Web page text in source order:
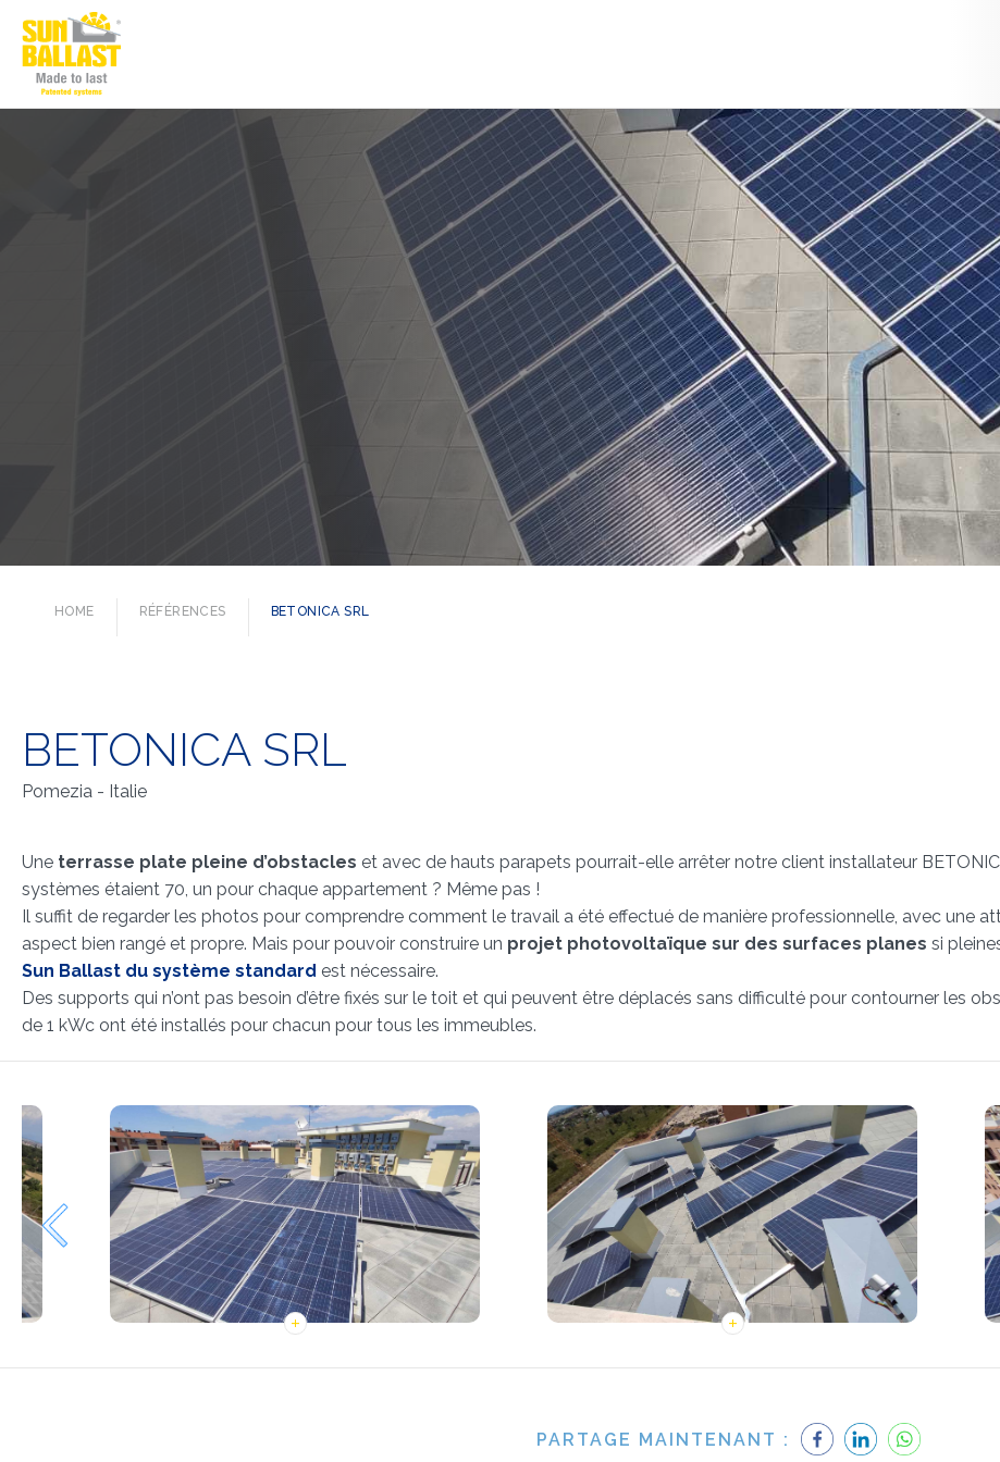
HOME RÉFÉRENCES BETONICA SRL
BETONICA SRL
Pomezia - Italie
Une terrasse plate pleine d’obstacles et avec de hauts parapets pourrait-elle arrêter notre client installateur
systèmes étaient 70, un pour chaque appartement ? Même pas !
Il suffit de regarder les photos pour comprendre comment le travail a été effectué de manière professionnelle, avec une
aspect bien rangé et propre. Mais pour pouvoir construire un projet photovoltaïque sur des surfaces planes si
Sun Ballast du système standard est nécessaire.
Des supports qui n’ont pas besoin d’être fixés sur le toit et qui peuvent être déplacés sans difficulté pour contourner les
de 1 kWc ont été installés pour chacun pour tous les immeubles.
PARTAGE MAINTENANT :